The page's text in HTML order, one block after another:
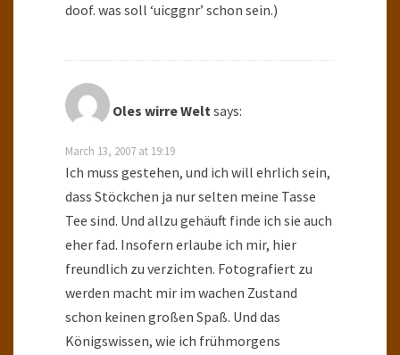
doof. was soll ‘uicggnr’ schon sein.)
Oles wirre Weltsays:
March 13, 2007 at 19:19
Ich muss gestehen, und ich will ehrlich sein,
dass Stöckchen ja nur selten meine Tasse
Tee sind. Und allzu gehäuft finde ich sie auch
eher fad. Insofern erlaube ich mir, hier
freundlich zu verzichten. Fotografiert zu
werden macht mir im wachen Zustand
schon keinen großen Spaß. Und das
Königswissen, wie ich frühmorgens